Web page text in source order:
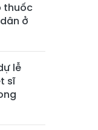
thuốc
ở
lễ
sĩ